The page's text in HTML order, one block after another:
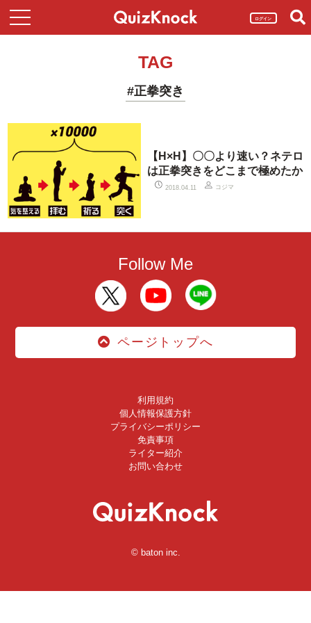
ログイン
TAG
#正拳突き
【H×H】〇〇より速い？ネテロ
は正拳突きをどこまで極めたか
2018.04.11 コジマ
Follow Me
ページトップへ
利用規約
個人情報保護方針
プライバシーポリシー
免責事項
ライター紹介
お問い合わせ
© baton inc.